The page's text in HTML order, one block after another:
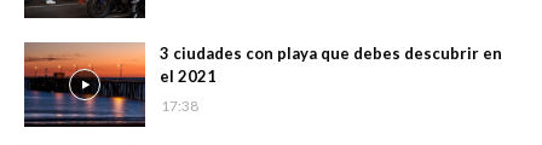
3 ciudades con playa que debes descubrir en
el 2021
17:38